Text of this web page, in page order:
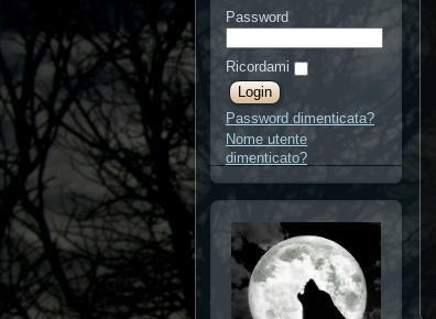
Password
Ricordami
Password dimenticata?
Nome utente
dimenticato?